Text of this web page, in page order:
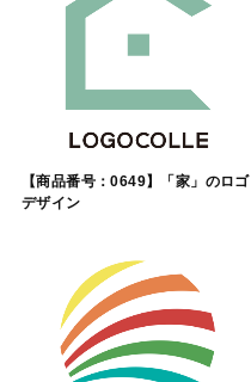
【商品番号：0649】「家」のロゴ
デザイン